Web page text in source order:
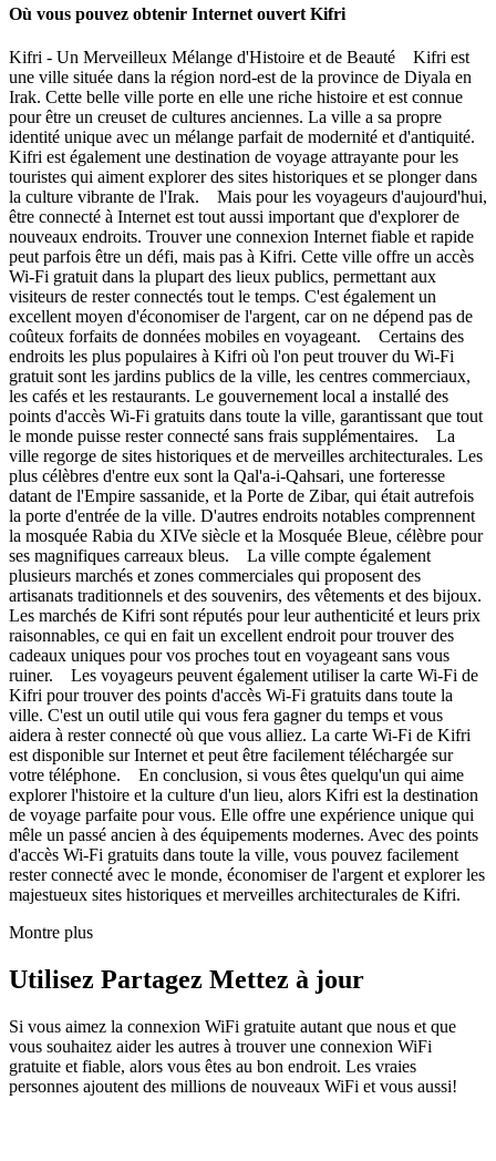
Où vous pouvez obtenir Internet ouvert Kifri
Kifri - Un Merveilleux Mélange d'Histoire et de Beauté Kifri est
une ville située dans la région nord-est de la province de Diyala en
Irak. Cette belle ville porte en elle une riche histoire et est connue
pour être un creuset de cultures anciennes. La ville a sa propre
identité unique avec un mélange parfait de modernité et d'antiquité.
Kifri est également une destination de voyage attrayante pour les
touristes qui aiment explorer des sites historiques et se plonger dans
la culture vibrante de l'Irak. Mais pour les voyageurs d'aujourd'hui,
être connecté à Internet est tout aussi important que d'explorer de
nouveaux endroits. Trouver une connexion Internet fiable et rapide
peut parfois être un défi, mais pas à Kifri. Cette ville offre un accès
Wi-Fi gratuit dans la plupart des lieux publics, permettant aux
visiteurs de rester connectés tout le temps. C'est également un
excellent moyen d'économiser de l'argent, car on ne dépend pas de
coûteux forfaits de données mobiles en voyageant. Certains des
endroits les plus populaires à Kifri où l'on peut trouver du Wi-Fi
gratuit sont les jardins publics de la ville, les centres commerciaux,
les cafés et les restaurants. Le gouvernement local a installé des
points d'accès Wi-Fi gratuits dans toute la ville, garantissant que tout
le monde puisse rester connecté sans frais supplémentaires. La
ville regorge de sites historiques et de merveilles architecturales. Les
plus célèbres d'entre eux sont la Qal'a-i-Qahsari, une forteresse
datant de l'Empire sassanide, et la Porte de Zibar, qui était autrefois
la porte d'entrée de la ville. D'autres endroits notables comprennent
la mosquée Rabia du XIVe siècle et la Mosquée Bleue, célèbre pour
ses magnifiques carreaux bleus. La ville compte également
plusieurs marchés et zones commerciales qui proposent des
artisanats traditionnels et des souvenirs, des vêtements et des bijoux.
Les marchés de Kifri sont réputés pour leur authenticité et leurs prix
raisonnables, ce qui en fait un excellent endroit pour trouver des
cadeaux uniques pour vos proches tout en voyageant sans vous
ruiner. Les voyageurs peuvent également utiliser la carte Wi-Fi de
Kifri pour trouver des points d'accès Wi-Fi gratuits dans toute la
ville. C'est un outil utile qui vous fera gagner du temps et vous
aidera à rester connecté où que vous alliez. La carte Wi-Fi de Kifri
est disponible sur Internet et peut être facilement téléchargée sur
votre téléphone. En conclusion, si vous êtes quelqu'un qui aime
explorer l'histoire et la culture d'un lieu, alors Kifri est la destination
de voyage parfaite pour vous. Elle offre une expérience unique qui
mêle un passé ancien à des équipements modernes. Avec des points
d'accès Wi-Fi gratuits dans toute la ville, vous pouvez facilement
rester connecté avec le monde, économiser de l'argent et explorer les
majestueux sites historiques et merveilles architecturales de Kifri.
Montre plus
Utilisez Partagez Mettez à jour
Si vous aimez la connexion WiFi gratuite autant que nous et que
vous souhaitez aider les autres à trouver une connexion WiFi
gratuite et fiable, alors vous êtes au bon endroit. Les vraies
personnes ajoutent des millions de nouveaux WiFi et vous aussi!